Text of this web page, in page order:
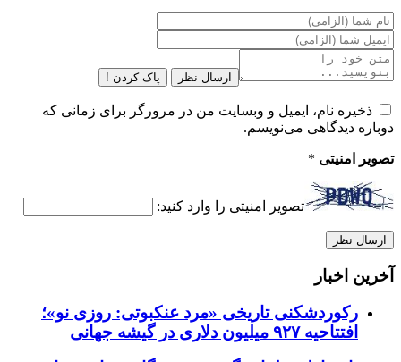
ارسال نظر پاک کردن !
ذخیره نام، ایمیل و وبسایت من در مرورگر برای زمانی که
دوباره دیدگاهی می‌نویسم.
تصویر امنیتی *
تصویر امنیتی را وارد کنید:
آخرین اخبار
رکوردشکنی تاریخی «مرد عنکبوتی: روزی نو»؛
افتتاحیه ۹۲۷ میلیون دلاری در گیشه جهانی